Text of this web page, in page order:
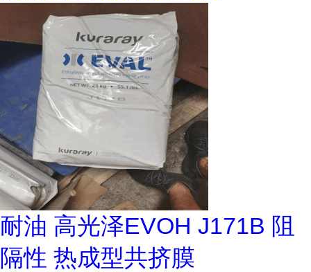
耐油 高光泽EVOH J171B 阻
隔性 热成型共挤膜